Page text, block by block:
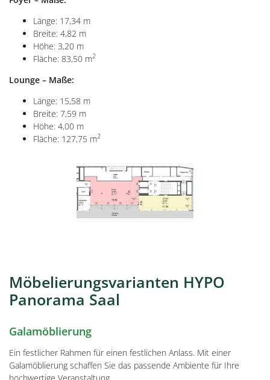
Länge: 17,34 m
Breite: 4,82 m
Höhe: 3,20 m
Fläche: 83,50 m2
Lounge – Maße:
Länge: 15,58 m
Breite: 7,59 m
Höhe: 4,00 m
Fläche: 127,75 m2
Möbelierungsvarianten HYPO
Panorama Saal
Galamöblierung
Ein festlicher Rahmen für einen festlichen Anlass. Mit einer
Galamöblierung schaffen Sie das passende Ambiente für Ihre